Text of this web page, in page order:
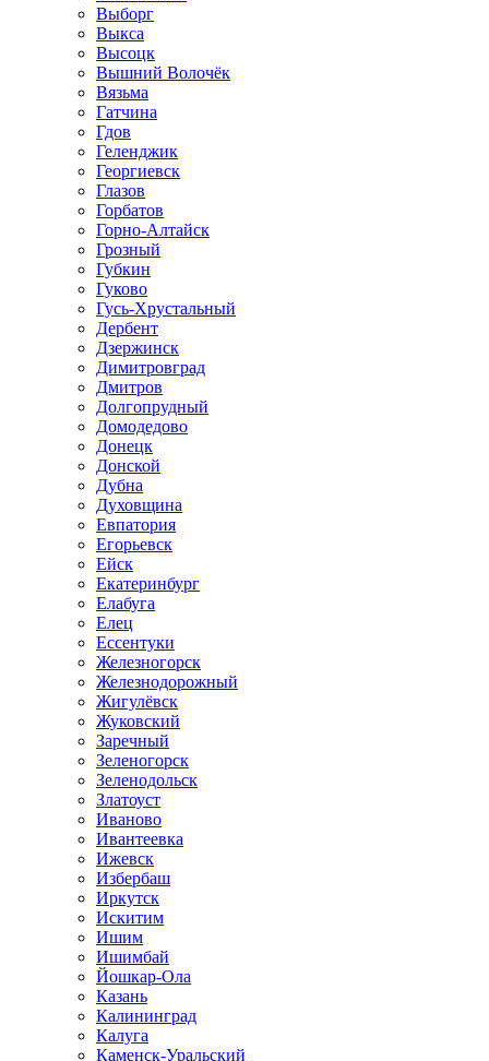
Выборг
Выкса
Высоцк
Вышний Волочёк
Вязьма
Гатчина
Гдов
Геленджик
Георгиевск
Глазов
Горбатов
Горно-Алтайск
Грозный
Губкин
Гуково
Гусь-Хрустальный
Дербент
Дзержинск
Димитровград
Дмитров
Долгопрудный
Домодедово
Донецк
Донской
Дубна
Духовщина
Евпатория
Егорьевск
Ейск
Екатеринбург
Елабуга
Елец
Ессентуки
Железногорск
Железнодорожный
Жигулёвск
Жуковский
Заречный
Зеленогорск
Зеленодольск
Златоуст
Иваново
Ивантеевка
Ижевск
Избербаш
Иркутск
Искитим
Ишим
Ишимбай
Йошкар-Ола
Казань
Калининград
Калуга
Каменск-Уральский